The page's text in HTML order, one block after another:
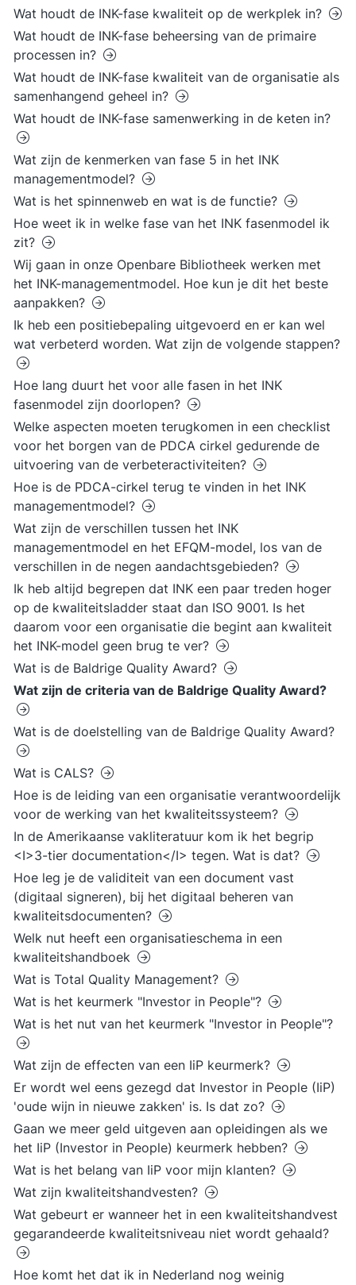
Wat houdt de INK-fase kwaliteit op de werkplek in?
Wat houdt de INK-fase beheersing van de primaire
processen in?
Wat houdt de INK-fase kwaliteit van de organisatie als
samenhangend geheel in?
Wat houdt de INK-fase samenwerking in de keten in?
Wat zijn de kenmerken van fase 5 in het INK
managementmodel?
Wat is het spinnenweb en wat is de functie?
Hoe weet ik in welke fase van het INK fasenmodel ik
zit?
Wij gaan in onze Openbare Bibliotheek werken met
het INK-managementmodel. Hoe kun je dit het beste
aanpakken?
Ik heb een positiebepaling uitgevoerd en er kan wel
wat verbeterd worden. Wat zijn de volgende stappen?
Hoe lang duurt het voor alle fasen in het INK
fasenmodel zijn doorlopen?
Welke aspecten moeten terugkomen in een checklist
voor het borgen van de PDCA cirkel gedurende de
uitvoering van de verbeteractiviteiten?
Hoe is de PDCA-cirkel terug te vinden in het INK
managementmodel?
Wat zijn de verschillen tussen het INK
managementmodel en het EFQM-model, los van de
verschillen in de negen aandachtsgebieden?
Ik heb altijd begrepen dat INK een paar treden hoger
op de kwaliteitsladder staat dan ISO 9001. Is het
daarom voor een organisatie die begint aan kwaliteit
het INK-model geen brug te ver?
Wat is de Baldrige Quality Award?
Wat zijn de criteria van de Baldrige Quality Award?
Wat is de doelstelling van de Baldrige Quality Award?
Wat is CALS?
Hoe is de leiding van een organisatie verantwoordelijk
voor de werking van het kwaliteitssysteem?
In de Amerikaanse vakliteratuur kom ik het begrip
<I>3-tier documentation</I> tegen. Wat is dat?
Hoe leg je de validiteit van een document vast
(digitaal signeren), bij het digitaal beheren van
kwaliteitsdocumenten?
Welk nut heeft een organisatieschema in een
kwaliteitshandboek
Wat is Total Quality Management?
Wat is het keurmerk "Investor in People"?
Wat is het nut van het keurmerk "Investor in People"?
Wat zijn de effecten van een IiP keurmerk?
Er wordt wel eens gezegd dat Investor in People (IiP)
'oude wijn in nieuwe zakken' is. Is dat zo?
Gaan we meer geld uitgeven aan opleidingen als we
het IiP (Investor in People) keurmerk hebben?
Wat is het belang van IiP voor mijn klanten?
Wat zijn kwaliteitshandvesten?
Wat gebeurt er wanneer het in een kwaliteitshandvest
gegarandeerde kwaliteitsniveau niet wordt gehaald?
Hoe komt het dat ik in Nederland nog weinig